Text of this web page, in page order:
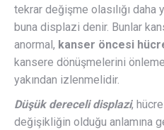
tekrar değişme olasılığı
buna displazi denir. Bunlar
anormal, kanser öncesi
kansere dönüşmelerini
yakından izlenmelidir.
Düşük dereceli displazi,
değişikliğin olduğu anlamına